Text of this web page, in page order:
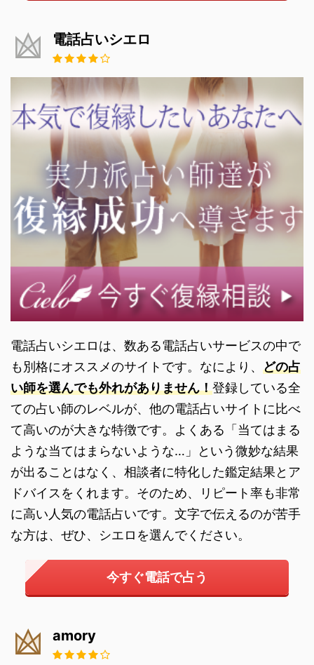
電話占いシエロ
電話占いシエロは、数ある電話占いサービスの中で
も別格にオススメのサイトです。なにより、 どの占
い師を選んでも外れがありません！登録している全
ての占い師のレベルが、他の電話占いサイトに比べ
て高いのが大きな特徴です。よくある「当てはまる
ような当てはまらないような…」という微妙な結果
が出ることはなく、相談者に特化した鑑定結果とア
ドバイスをくれます。そのため、リピート率も非常
に高い人気の電話占いです。文字で伝えるのが苦手
な方は、ぜひ、シエロを選んでください。
今すぐ電話で占う
amory